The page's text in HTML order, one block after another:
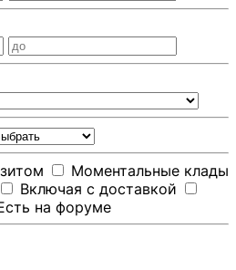
Моментальные клады
Включая с доставкой
на форуме